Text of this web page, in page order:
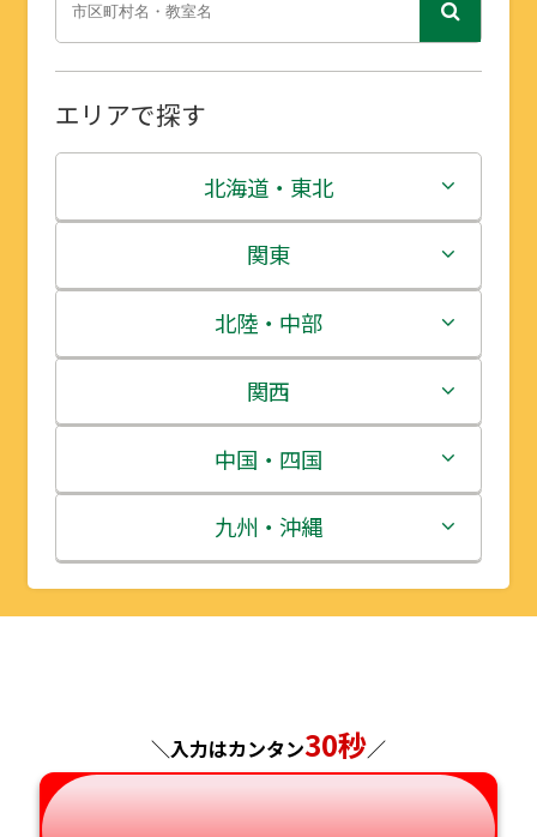
エリアで探す
北海道・東北
北海道
青森県
岩手県
宮城県
秋田県
山形県
関東
茨城県
栃木県
群馬県
埼玉県
千葉県
北陸・中部
新潟県
富山県
石川県
福井県
関西
三重県
滋賀県
京都府
中国・四国
鳥取県
島根県
九州・沖縄
福岡県
＼入力はカンタン30秒／